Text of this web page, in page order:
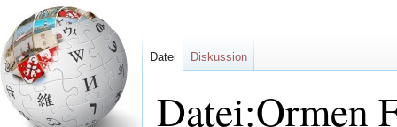
Datei:Ormen
Datei Diskussion